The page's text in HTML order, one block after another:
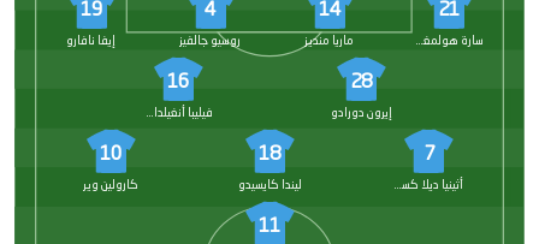
21
سارة هولمغارد
14
ماريا منديز
4
روسيو جالفيز
19
إيفا نافارو
28
إيرون دورادو
16
فيليبا أنغيلداهل
7
أثينيا ديلا كستيو
18
ليندا كايسيدو
10
كارولين وير
11